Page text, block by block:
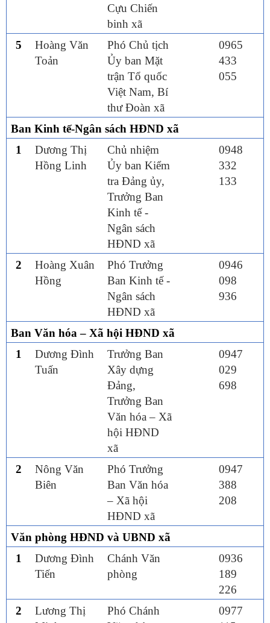
Cựu Chiến
binh xã
5
Hoàng Văn
Toản
Phó Chủ tịch
Ủy ban Mặt
trận Tổ quốc
Việt Nam, Bí
thư Đoàn xã
0965
433
055
Ban Kinh tế-Ngân sách HĐND xã
1
Dương Thị
Hồng Linh
Chủ nhiệm
Ủy ban Kiểm
tra Đảng ủy,
Trưởng Ban
Kinh tế -
Ngân sách
HĐND xã
0948
332
133
2
Hoàng Xuân
Hồng
Phó Trưởng
Ban Kinh tế -
Ngân sách
HĐND xã
0946
098
936
Ban Văn hóa – Xã hội HĐND xã
1
Dương Đình
Tuấn
Trưởng Ban
Xây dựng
Đảng,
Trưởng Ban
Văn hóa – Xã
hội HĐND
xã
0947
029
698
2
Nông Văn
Biên
Phó Trưởng
Ban Văn hóa
– Xã hội
HĐND xã
0947
388
208
Văn phòng HĐND và UBND xã
1
Dương Đình
Tiến
Chánh Văn
phòng
0936
189
226
2
Lương Thị
Phó Chánh
0977